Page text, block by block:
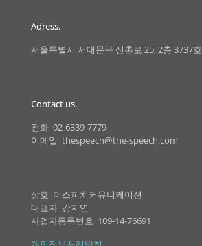
Adress.
서울특별시 서대문구 신촌로 25, 2층 3737호
Contact us.
전화 02-6339-7779
이메일 thespeech@the-speech.com
상호 더스피치커뮤니케이션
대표자 강지연
사업자등록번호 109-14-76691